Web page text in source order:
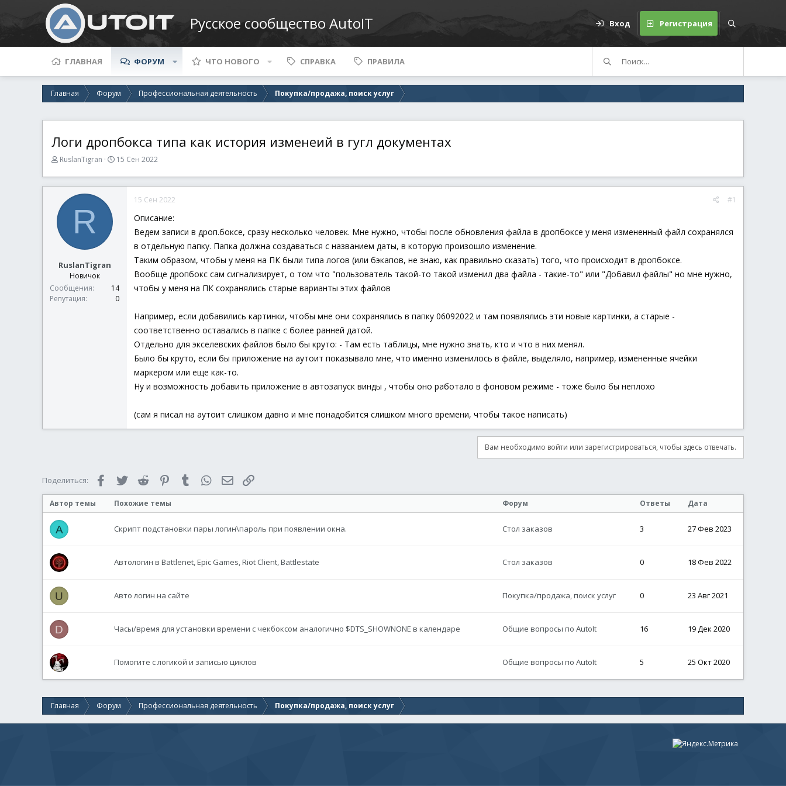
Русское сообщество AutoIT Вход Регистрация
ГЛАВНАЯ ФОРУМ ЧТО НОВОГО СПРАВКА ПРАВИЛА
Главная Форум Профессиональная деятельность Покупка/продажа, поиск услуг
Логи дропбокса типа как история изменеий в гугл документах
А
т
р
т
м
ы
RuslanTigran
Д
т
15 Сен 2022
R
RuslanTigran
Новичок
Сообщения
14
Репутация
0
15 Сен 2022 #1
Описание:
Ведем записи в дроп.боксе, сразу несколько человек. Мне нужно, чтобы после обновления файла в дропбоксе у меня измененный файл сохранялся
в отдельную папку. Папка должна создаваться с названием даты, в которую произошло изменение.
Таким образом, чтобы у меня на ПК были типа логов (или бэкапов, не знаю, как правильно сказать) того, что происходит в дропбоксе.
Вообще дропбокс сам сигнализирует, о том что "пользователь такой-то такой изменил два файла - такие-то" или "Добавил файлы" но мне нужно,
чтобы у меня на ПК сохранялись старые варианты этих файлов
Например, если добавились картинки, чтобы мне они сохранялись в папку 06092022 и там появлялись эти новые картинки, а старые -
соответственно оставались в папке с более ранней датой.
Отдельно для экселевских файлов было бы круто: - Там есть таблицы, мне нужно знать, кто и что в них менял.
Было бы круто, если бы приложение на аутоит показывало мне, что именно изменилось в файле, выделяло, например, измененные ячейки
маркером или еще как-то.
Ну и возможность добавить приложение в автозапуск винды , чтобы оно работало в фоновом режиме - тоже было бы неплохо
(сам я писал на аутоит слишком давно и мне понадобится слишком много времени, чтобы такое написать)
Вам необходимо войти или зарегистрироваться, чтобы здесь отвечать.
Поделиться: FacebookTwitter Reddit PinterestTumblr WhatsAppЭлектронная почта
Автор темы Похожие темы Форум Ответы Дата
A Скрипт подстановки пары логин\пароль при появлении окна. Стол заказов 3 27 Фев 2023
Автологин в Battlenet, Epic Games, Riot Client, Battlestate Стол заказов 0 18 Фев 2022
U Авто логин на сайте Покупка/продажа, поиск услуг 0 23 Авг 2021
D Часы/время для установки времени с чекбоксом аналогично $DTS_SHOWNONE в календаре Общие вопросы по AutoIt 16 19 Дек 2020
Помогите с логикой и записью циклов Общие вопросы по AutoIt 5 25 Окт 2020
Главная Форум Профессиональная деятельность Покупка/продажа, поиск услуг